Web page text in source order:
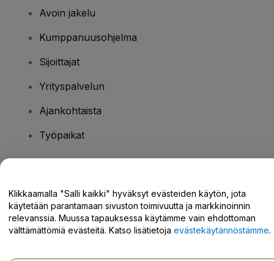
Avoin jakelu
Kumppanuusohjelma
Sijoittajat
Yrityspalvelun
Ajankohtaista
Työpaikat
Tukikeskus / Ota meihin yhteyttä
Klikkaamalla "Salli kaikki" hyväksyt evästeiden käytön, jota
käytetään parantamaan sivuston toimivuutta ja markkinoinnin
relevanssia. Muussa tapauksessa käytämme vain ehdottoman
välttämättömiä evästeitä. Katso lisätietoja evästekäytännöstämme.